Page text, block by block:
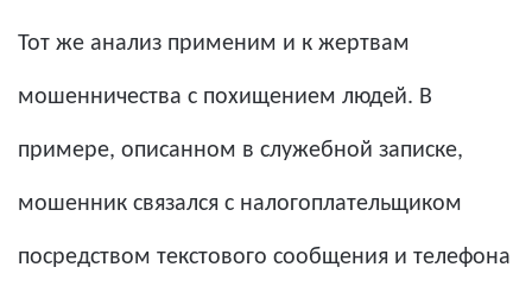
Тот же анализ применим и к жертвам
мошенничества с похищением людей. В
примере, описанном в служебной записке,
мошенник связался с налогоплательщиком
посредством текстового сообщения и телефона